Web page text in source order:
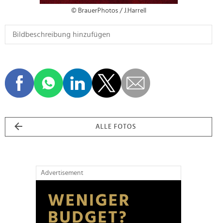
© BrauerPhotos / J.Harrell
ALLE FOTOS
Advertisement